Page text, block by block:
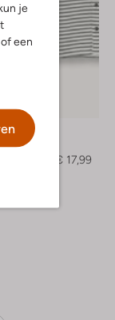
je
een
-60%
Vingino
Polo
€ 17,99